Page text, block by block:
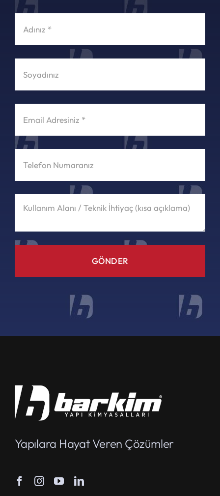
GÖNDER
Yapılara Hayat Veren Çözümler